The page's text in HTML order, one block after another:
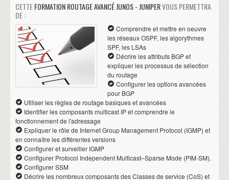
CETTEFORMATION ROUTAGE AVANCÉ JUNOS - JUNIPERVOUS PERMETTRA
DE :
Comprendre et mettre en oeuvre
les réseaux OSPF, les algorythmes
SPF, les LSAs
Décrire les attributs BGP et
expliquer les processus de sélection
du routage
Configurer les options avancées
pour BGP
Utiliser les règles de routage basiques et avancées
Identifier les composants multicast IP et comprendre le
fonctionnement de l'adressage
Expliquer le rôle de Internet Group Management Protocol (IGMP) et
en connaître les différentes versions
Configurer et surveiller IGMP
Configurer Protocol Independent Multicast–Sparse Mode (PIM-SM).
Configurer SSM
Décrire les nombreux composants des Classes de service (CoS) et